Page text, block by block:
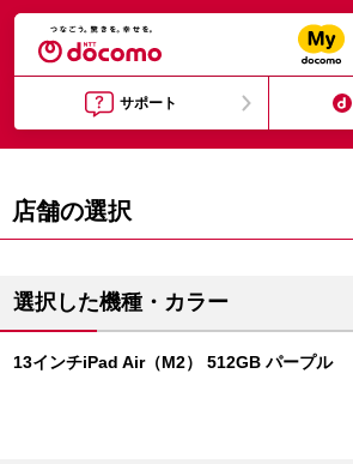
サポート
店舗の選択
選択した機種・カラー
13インチiPad Air（M2） 512GB パープル